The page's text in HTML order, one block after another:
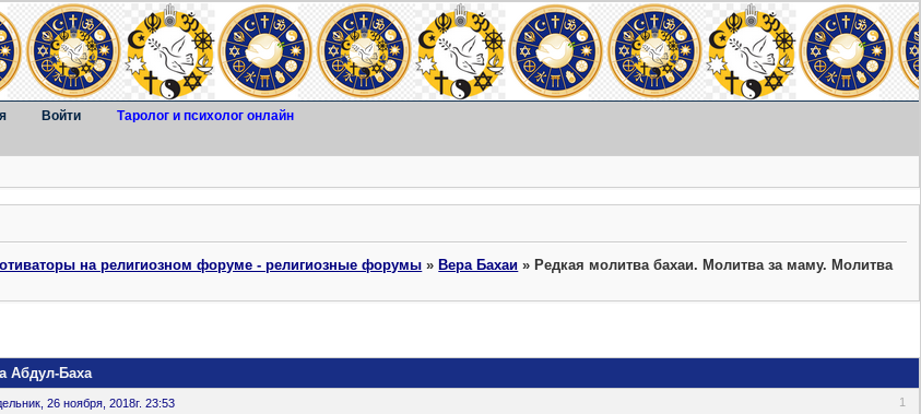
Войти Таролог и психолог онлайн
на религиозном форуме - религиозные форумы »Вера Бахаи »Редкая молитва бахаи. Молитва за маму. Молитва
Абдул-Баха
1
26 ноября, 2018г. 23:53